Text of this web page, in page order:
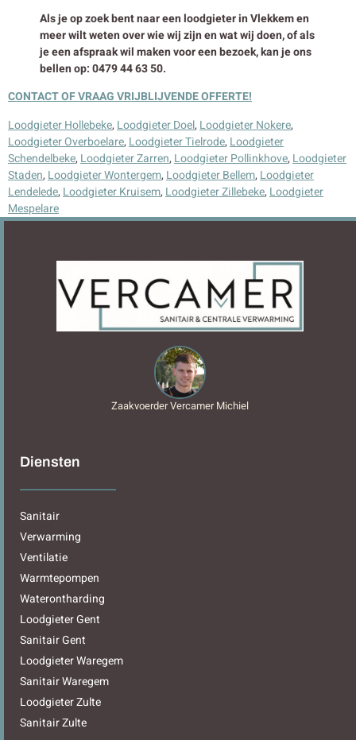
Als je op zoek bent naar een loodgieter in Vlekkem en
meer wilt weten over wie wij zijn en wat wij doen, of als
je een afspraak wil maken voor een bezoek, kan je ons
bellen op: 0479 44 63 50.
CONTACT OF VRAAG VRIJBLIJVENDE OFFERTE!
Loodgieter Hollebeke, Loodgieter Doel, Loodgieter Nokere,
Loodgieter Overboelare, Loodgieter Tielrode, Loodgieter
Schendelbeke, Loodgieter Zarren, Loodgieter Pollinkhove, Loodgieter
Staden, Loodgieter Wontergem, Loodgieter Bellem, Loodgieter
Lendelede, Loodgieter Kruisem, Loodgieter Zillebeke, Loodgieter
Mespelare
Zaakvoerder Vercamer Michiel
Diensten
Sanitair
Verwarming
Ventilatie
Warmtepompen
Waterontharding
Loodgieter Gent
Sanitair Gent
Loodgieter Waregem
Sanitair Waregem
Loodgieter Zulte
Sanitair Zulte